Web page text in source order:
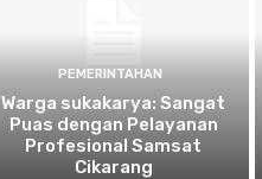
PEMERINTAHAN
Warga sukakarya: Sangat
Puas dengan Pelayanan
Profesional Samsat
Cikarang